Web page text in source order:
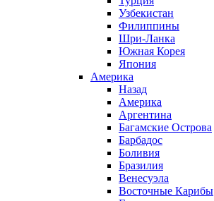
Узбекистан
Филиппины
Шри-Ланка
Южная Корея
Япония
Америка
Назад
Америка
Аргентина
Багамские Острова
Барбадос
Боливия
Бразилия
Венесуэла
Восточные Карибы